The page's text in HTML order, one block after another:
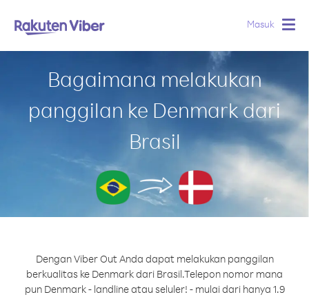
Masuk
Bagaimana melakukan
panggilan ke Denmark dari
Brasil
Dengan Viber Out Anda dapat melakukan panggilan
berkualitas ke Denmark dari Brasil.Telepon nomor mana
pun Denmark - landline atau seluler! - mulai dari hanya 1.9